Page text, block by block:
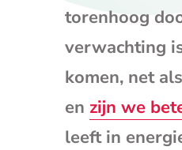
torenhoog
verwachting
komen, net
en zijn we
leeft in